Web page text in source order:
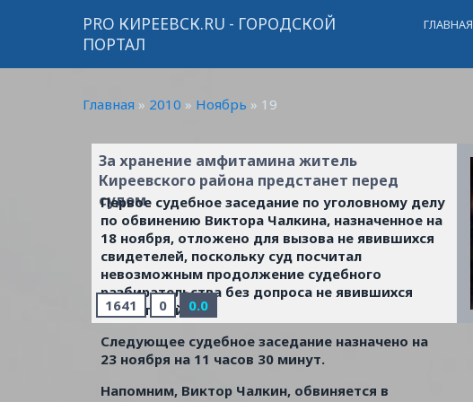
PRO КИРЕЕВСК.RU - ГОРОДСКОЙ
ПОРТАЛ
ГЛАВНАЯ
Главная » 2010 » Ноябрь » 19
За хранение амфитамина житель
Киреевского района предстанет перед
судом
Первое судебное заседание по уголовному делу
по обвинению Виктора Чалкина, назначенное на
18 ноября, отложено для вызова не явившихся
свидетелей, поскольку суд посчитал
невозможным продолжение судебного
разбирательства без допроса не явившихся
свидетелей.
Следующее судебное заседание назначено на
23 ноября на 11 часов 30 минут.
Напомним, Виктор Чалкин, обвиняется в
1641 0 0.0